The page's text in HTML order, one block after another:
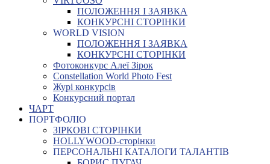
ПОЛОЖЕННЯ І ЗАЯВКА
КОНКУРСНІ СТОРІНКИ
WORLD VISION
ПОЛОЖЕННЯ І ЗАЯВКА
КОНКУРСНІ СТОРІНКИ
Фотоконкурс Алеї Зірок
Constellation World Photo Fest
Журі конкурсів
Конкурсний портал
ЧАРТ
ПОРТФОЛІО
ЗІРКОВІ СТОРІНКИ
HOLLYWOOD-сторінки
ПЕРСОНАЛЬНІ КАТАЛОГИ ТАЛАНТІВ